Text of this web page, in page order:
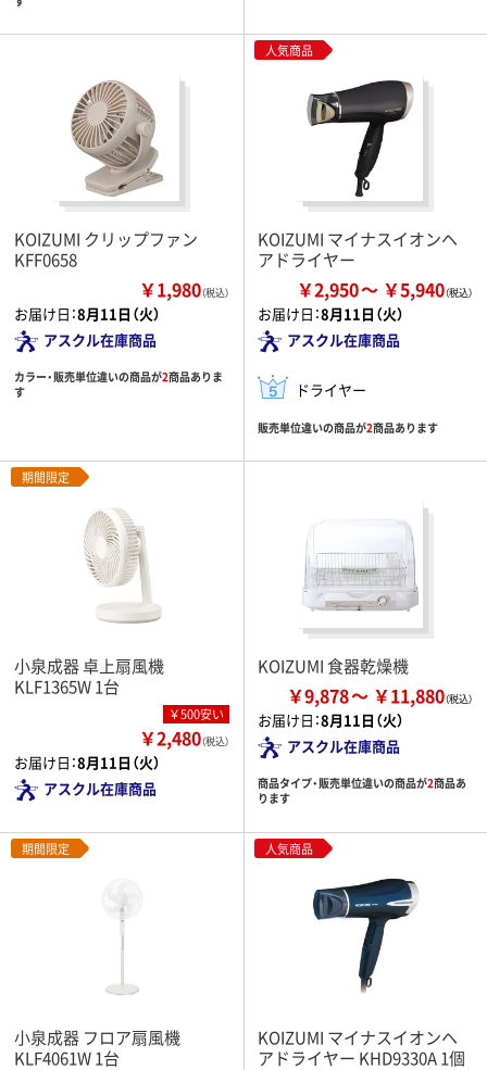
KOIZUMI クリップファン
KFF0658
￥1,980（税込）
お届け日：8月11日（火）
アスクル在庫商品
カラー・販売単位違いの商品が2商品ありま
す
人気商品
KOIZUMI マイナスイオンヘ
アドライヤー
￥2,950 ￥5,940
お届け日：8月11日（火）
アスクル在庫商品
ドライヤー
販売単位違いの商品が2商品あります
期間限定
小泉成器 卓上扇風機
KLF1365W 1台
￥500安い
￥2,480（税込）
お届け日：8月11日（火）
アスクル在庫商品
KOIZUMI 食器乾燥機
￥9,878 ￥11,880
お届け日：8月11日（火）
アスクル在庫商品
商品タイプ・販売単位違いの商品が2商品あ
ります
期間限定
小泉成器 フロア扇風機
KLF4061W 1台
人気商品
KOIZUMI マイナスイオンヘ
アドライヤー KHD9330A 1個